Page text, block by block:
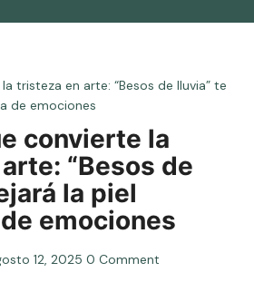
tristeza en arte: “Besos de lluvia” te
de emociones
convierte la
“Besos de
la piel
emociones
12, 2025 0 Comment